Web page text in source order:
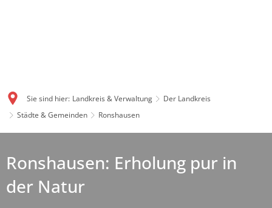
Sie sind hier: Landkreis & Verwaltung
Der Landkreis
Städte & Gemeinden
Ronshausen
Ronshausen: Erholung pur in
der Natur